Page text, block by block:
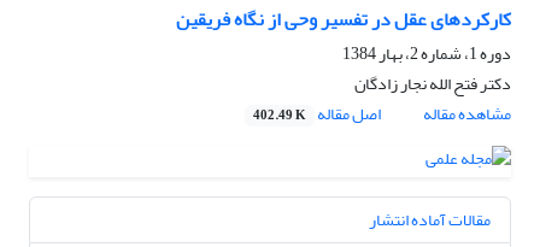
کارکردهای عقل در تفسیر وحی از نگاه فریقین
دوره 1، شماره 2، بهار 1384
دکتر فتح الله نجار زادگان
مشاهده مقاله
اصل مقاله 402.49 K
مقالات آماده انتشار